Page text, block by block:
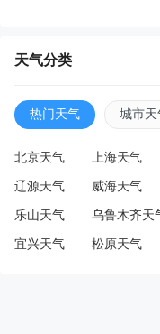
天气分类
热门天气 城市天
北京天气 上海天气
辽源天气 威海天气
乐山天气 乌鲁木齐天
宜兴天气 松原天气